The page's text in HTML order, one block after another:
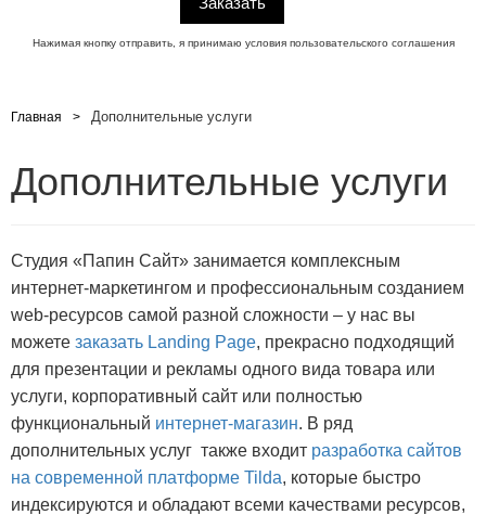
Нажимая кнопку отправить, я принимаю условия пользовательского соглашения
Главная Дополнительные услуги
Дополнительные услуги
Студия «Папин Сайт» занимается комплексным
интернет-маркетингом и профессиональным созданием
web-ресурсов самой разной сложности – у нас вы
можете заказать Landing Page, прекрасно подходящий
для презентации и рекламы одного вида товара или
услуги, корпоративный сайт или полностью
функциональный интернет-магазин. В ряд
дополнительных услуг также входит разработка сайтов
на современной платформе Tilda, которые быстро
индексируются и обладают всеми качествами ресурсов,